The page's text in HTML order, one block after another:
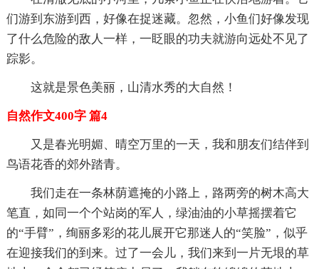
们游到东游到西，好像在捉迷藏。忽然，小鱼们好像发现
了什么危险的敌人一样，一眨眼的功夫就游向远处不见了
踪影。
这就是景色美丽，山清水秀的大自然！
自然作文400字 篇4
又是春光明媚、晴空万里的一天，我和朋友们结伴到
鸟语花香的郊外踏青。
我们走在一条林荫遮掩的小路上，路两旁的树木高大
笔直，如同一个个站岗的军人，绿油油的小草摇摆着它
的“手臂”，绚丽多彩的花儿展开它那迷人的“笑脸”，似乎
在迎接我们的到来。过了一会儿，我们来到一片无垠的草